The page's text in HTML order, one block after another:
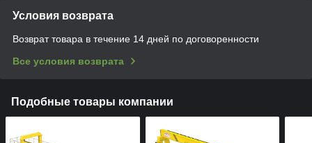
Условия возврата
Возврат товара в течение 14 дней по договоренности
Все условия возврата
Подобные товары компании